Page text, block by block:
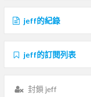
jeff的紀錄
jeff的訂閱列表
封鎖 jeff